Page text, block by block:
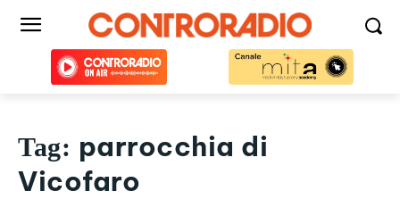
Tag: parrocchia di
Vicofaro